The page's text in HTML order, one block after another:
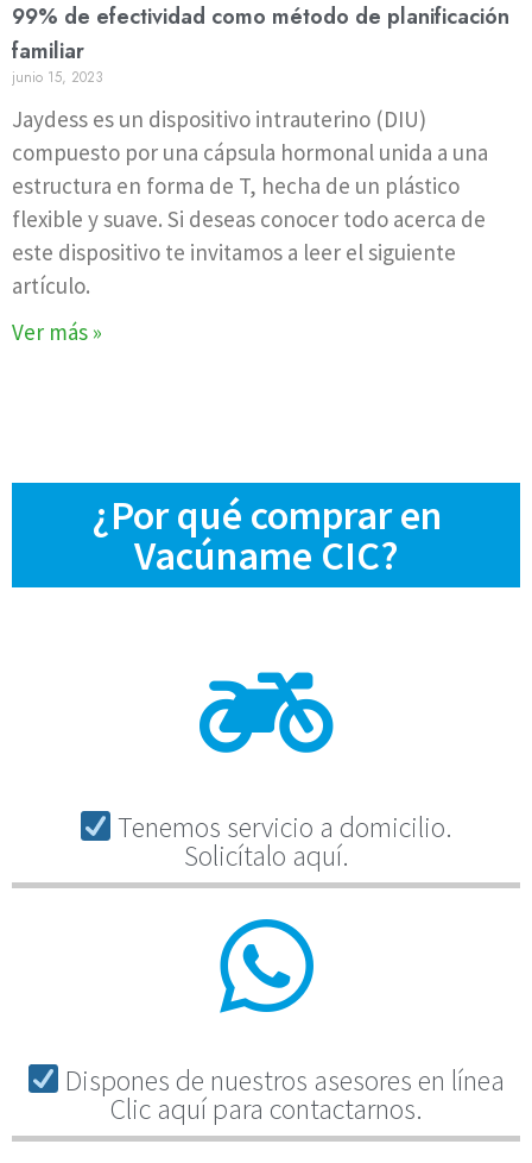
99% de efectividad como método de planificación
familiar
junio 15, 2023
Jaydess es un dispositivo intrauterino (DIU)
compuesto por una cápsula hormonal unida a una
estructura en forma de T, hecha de un plástico
flexible y suave. Si deseas conocer todo acerca de
este dispositivo te invitamos a leer el siguiente
artículo.
Ver más »
¿Por qué comprar en
Vacúname CIC?
Tenemos servicio a domicilio.
Solicítalo aquí.
Dispones de nuestros asesores en línea
Clic aquí para contactarnos.